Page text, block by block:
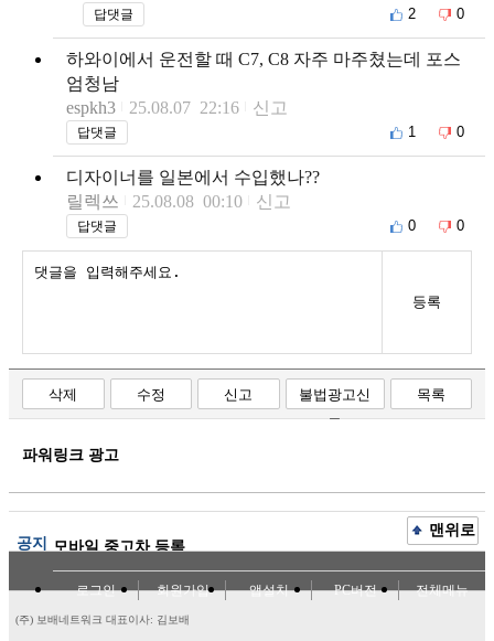
답댓글 2 0
하와이에서 운전할 때 C7, C8 자주 마주쳤는데 포스
엄청남
espkh3
25.08.07 22:16 신고
답댓글 1 0
디자이너를 일본에서 수입했나??
릴렉쓰
25.08.08 00:10 신고
답댓글 0 0
등록
삭제 수정 신고
불법광고신
고
목록
파워링크 광고
공지 모바일 중고차 등록
맨위로
로그인 회원가입 앱설치 PC버전 전체메뉴
(주) 보배네트워크 대표이사: 김보배